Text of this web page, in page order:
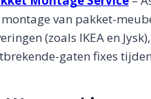
van pakket-
(zoals IKEA en
gaten fixes